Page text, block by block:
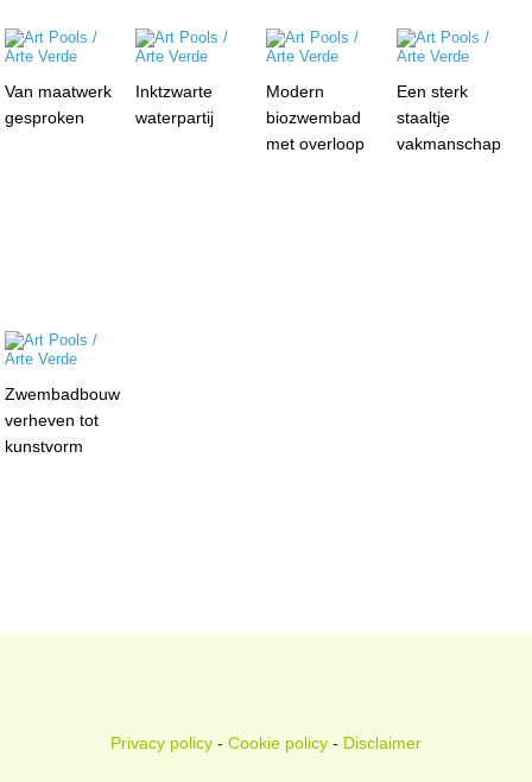
Van maatwerk
gesproken
Inktzwarte
waterpartij
Modern
biozwembad
met overloop
Een sterk
staaltje
vakmanschap
Zwembadbouw
verheven tot
kunstvorm
Privacy policy- Cookie policy- Disclaimer